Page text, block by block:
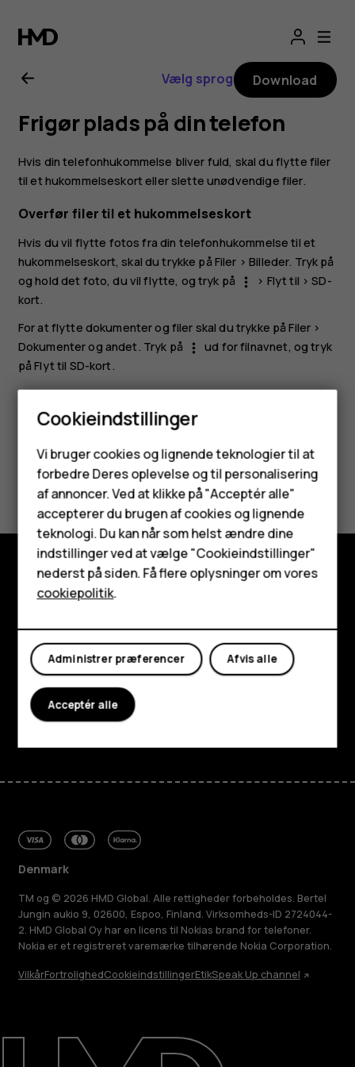
Brugervejledning
til
Nokia
G21
Smartphones
Feature-telefoner
Tilbehør
HMD Terra M
Tablets
Min konto
Om
Reparer, genbrug, genanvend
Vælg sprog Download
Frigør plads på din telefon
Hvis din telefonhukommelse bliver fuld, skal du flytte filer
til et hukommelseskort eller slette unødvendige filer.
Overfør filer til et hukommelseskort
Hvis du vil flytte fotos fra din telefonhukommelse til et
hukommelseskort, skal du trykke på Filer >Billeder. Tryk på
og hold det foto, du vil flytte, og tryk på
more_vert > Flyt til >SD-
kort.
For at flytte dokumenter og filer skal du trykke påFiler >
Dokumenter og andet. Tryk på more_vert ud for filnavnet, og tryk
påFlyt til SD-kort.
Synes du, dette var nyttigt?
Ja Nej
Udforsk
Planet and people
Support
FacebookInstagram
Tiktok
Denmark
TM og © 2026 HMD Global. Alle rettigheder forbeholdes. Bertel
Jungin aukio 9, 02600, Espoo, Finland. Virksomheds-ID 2724044-
2. HMD Global Oy har en licens til Nokias brand for telefoner.
Nokia er et registreret varemærke tilhørende Nokia Corporation.
VilkårFortrolighedCookieindstillingerEtikSpeak Up channel
Cookieindstillinger
Vi bruger cookies og lignende teknologier til at
forbedre Deres oplevelse og til personalisering
af annoncer. Ved at klikke på "Acceptér alle"
accepterer du brugen af cookies og lignende
teknologi. Du kan når som helst ændre dine
indstillinger ved at vælge "Cookieindstillinger"
nederst på siden. Få flere oplysninger om vores
cookiepolitik.
Afvis alle
Administrer præferencer
Acceptér alle